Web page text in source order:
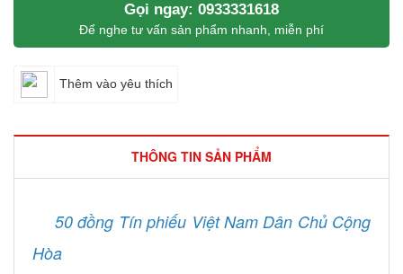
Gọi ngay: 0933331618
Để nghe tư vấn sản phẩm nhanh, miễn phí
Thêm vào yêu thích
THÔNG TIN SẢN PHẨM
50 đồng Tín phiếu Việt Nam Dân Chủ Cộng
Hòa